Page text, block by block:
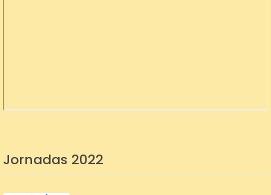
Jornadas 2022